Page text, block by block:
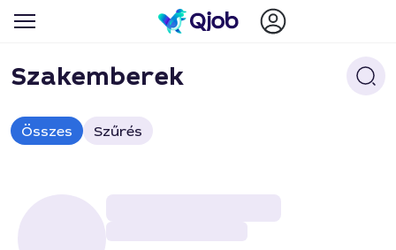
Szakemberek
Összes Szűrés